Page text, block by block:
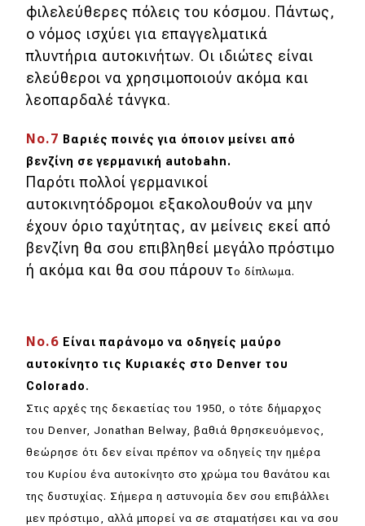
Αγώνες
Formula 1
WRC
Eco
Νέα
Τεχνολογία
Mobility
Classic
Νέα
Παρουσιάσεις
DRIVE Away
φιλελεύθερες πόλεις του κόσμου. Πάντως,
ο νόμος ισχύει για επαγγελματικά
πλυντήρια αυτοκινήτων. Οι ιδιώτες είναι
ελεύθεροι να χρησιμοποιούν ακόμα και
λεοπαρδαλέ τάνγκα.
Νο.7 Βαριές ποινές για όποιον μείνει από
βενζίνη σε γερμανική autobahn.
Παρότι πολλοί γερμανικοί
αυτοκινητόδρομοι εξακολουθούν να μην
έχουν όριο ταχύτητας, αν μείνεις εκεί από
βενζίνη θα σου επιβληθεί μεγάλο πρόστιμο
ή ακόμα και θα σου πάρουν το δίπλωμα.
Νο.6 Είναι παράνομο να οδηγείς μαύρο
αυτοκίνητο τις Κυριακές στο Denver του
Colorado .
Στις αρχές της δεκαετίας του 1950, ο τότε δήμαρχος
του Denver, Jonathan Belway, βαθιά θρησκευόμενος,
θεώρησε ότι δεν είναι πρέπον να οδηγείς την ημέρα
του Κυρίου ένα αυτοκίνητο στο χρώμα του θανάτου και
της δυστυχίας. Σήμερα η αστυνομία δεν σου επιβάλλει
μεν πρόστιμο, αλλά μπορεί να σε σταματήσει και να σου